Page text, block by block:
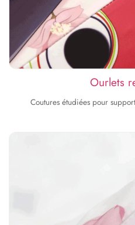
Ourlets
Coutures étudiées pour